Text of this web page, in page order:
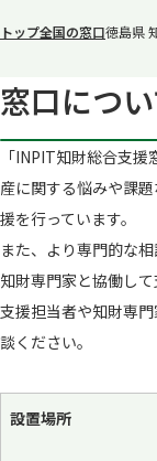
トップ全国の窓口徳島県
窓口に​つ
「INPIT知財総合支
産に​関する​悩みや​課
援を​行っています。​
また、​より​専門的な​
知財専門家と​協働して​
支援担当者や知財専
談ください。
設置場​所​